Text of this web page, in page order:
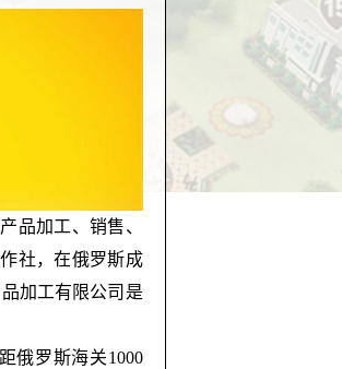
品加工、销售、
社，在俄罗斯成
加工有限公司是
俄罗斯海关1000